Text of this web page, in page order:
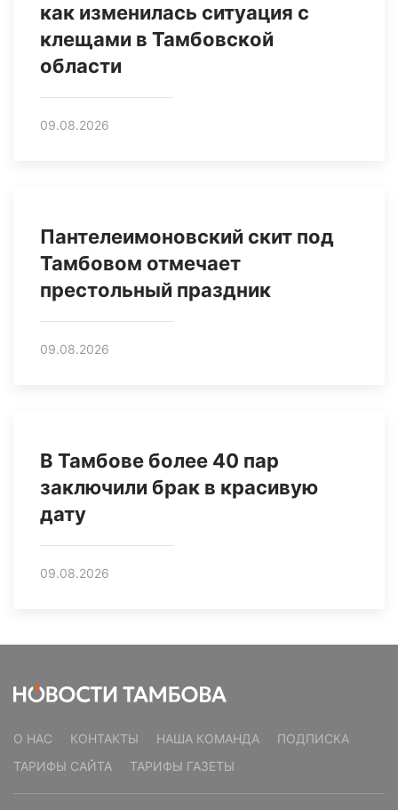
как изменилась ситуация с
клещами в Тамбовской
области
09.08.2026
Пантелеимоновский скит под
Тамбовом отмечает
престольный праздник
09.08.2026
В Тамбове более 40 пар
заключили брак в красивую
дату
09.08.2026
О НАС КОНТАКТЫ НАША КОМАНДА
ПОДПИСКА
ТАРИФЫ САЙТА
ТАРИФЫ ГАЗЕТЫ